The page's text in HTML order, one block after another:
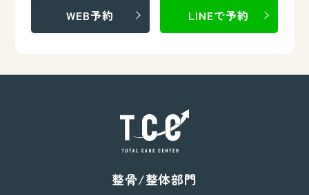
WEB予約 LINEで予約
整骨/整体部門